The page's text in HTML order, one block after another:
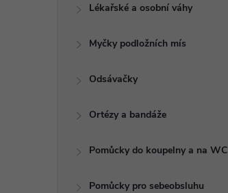
Lékařské a osobní váhy
Myčky podložních mís
Odsávačky
Ortézy a bandáže
Pomůcky do koupelny a na WC
Pomůcky pro sebeobsluhu